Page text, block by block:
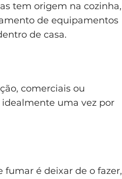
tem origem na cozinha,
de equipamentos
de casa.
comerciais ou
uma vez por
é deixar de o fazer,